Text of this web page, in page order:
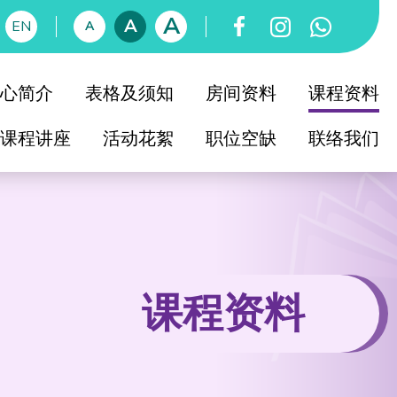
EN A A A
简介
中心简介
表格及须知 房间资料
课程资料
课程讲座
活动花絮 职位空缺 联络我们
课程资料